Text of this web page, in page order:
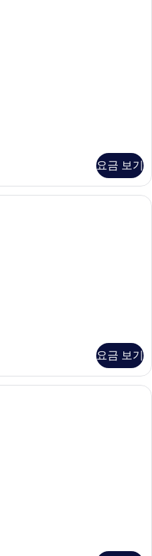
요금 보기
저자극성 침구, 객실 내 금고, 책상, 방
요금 보기
저자극성 침구, 객실 내 금고, 책상, 방